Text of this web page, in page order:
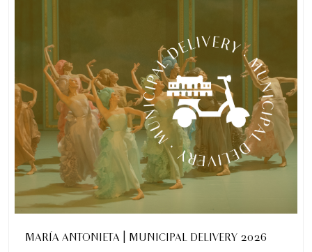
MARÍA ANTONIETA | MUNICIPAL DELIVERY 2026